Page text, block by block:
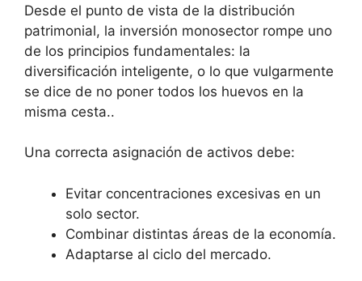
Desde el punto de vista de la distribución
patrimonial, la inversión monosector rompe uno
de los principios fundamentales: la
diversificación inteligente, o lo que vulgarmente
se dice de no poner todos los huevos en la
misma cesta..
Una correcta asignación de activos debe:
Evitar concentraciones excesivas en un
solo sector.
Combinar distintas áreas de la economía.
Adaptarse al ciclo del mercado.